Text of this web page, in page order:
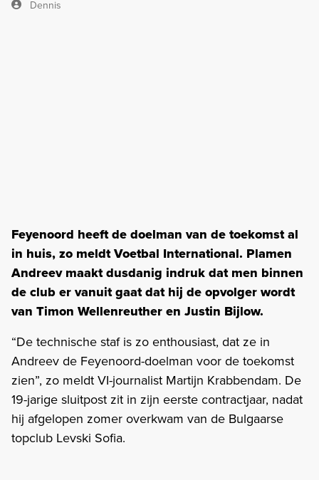
Dennis
Feyenoord heeft de doelman van de toekomst al
in huis, zo meldt Voetbal International. Plamen
Andreev maakt dusdanig indruk dat men binnen
de club er vanuit gaat dat hij de opvolger wordt
van Timon Wellenreuther en Justin Bijlow.
“De technische staf is zo enthousiast, dat ze in
Andreev de Feyenoord-doelman voor de toekomst
zien”, zo meldt VI-journalist Martijn Krabbendam. De
19-jarige sluitpost zit in zijn eerste contractjaar, nadat
hij afgelopen zomer overkwam van de Bulgaarse
topclub Levski Sofia.